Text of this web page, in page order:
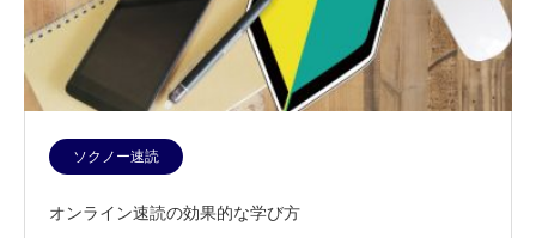
ソクノー速読
オンライン速読の効果的な学び方